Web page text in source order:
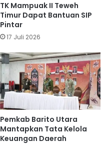
TK Mampuak II Teweh
Timur Dapat Bantuan SIP
Pintar
17 Juli 2026
Pemkab Barito Utara
Mantapkan Tata Kelola
Keuangan Daerah